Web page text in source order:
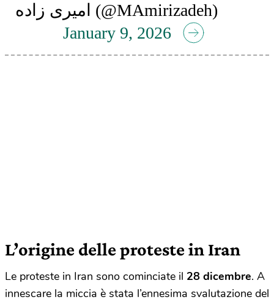
امیری زاده (@MAmirizadeh)
January 9, 2026
L’origine delle proteste in Iran
Le proteste in Iran sono cominciate il 28 dicembre. A
innescare la miccia è stata l’ennesima svalutazione del